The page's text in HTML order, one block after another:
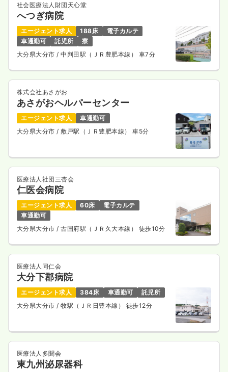
社会医療法人財団天心堂
へつぎ病院
エージェント求人 188床
電子カルテ
車通勤可
託児所
寮
大分県大分市/ 中判田駅（ＪＲ豊肥本線） 車7分
株式会社あさがお
あさがおヘルパーセンター
エージェント求人
車通勤可
大分県大分市/ 敷戸駅（ＪＲ豊肥本線） 車5分
医療法人社団三杏会
仁医会病院
エージェント求人 60床
電子カルテ
車通勤可
大分県大分市/ 古国府駅（ＪＲ久大本線） 徒歩10分
医療法人同仁会
大分下郡病院
エージェント求人 384床 車通勤可
託児所
大分県大分市/ 牧駅（ＪＲ日豊本線） 徒歩12分
医療法人多聞会
東九州泌尿器科